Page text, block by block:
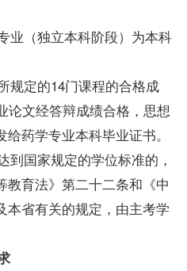
业（独立本科阶段）为本科
规定的14门课程的合格成
论文经答辩成绩合格，思想
药学专业本科毕业证书。
到国家规定的学位标准的，
育法》第二十二条和《中
本省有关的规定，由主考学